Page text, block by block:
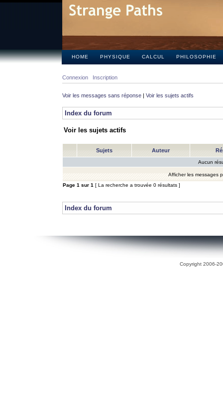
HOME PHYSIQUE CALCUL PHILOSOPHIE
Connexion Inscription
Voir les messages sans réponse | Voir les sujets actifs
Index du forum
Voir les sujets actifs
Sujets Auteur
Aucun
Afficher les messages
Page 1 sur 1 [ La recherche a trouvée 0 résultats ]
Index du forum
Copyright 2006-